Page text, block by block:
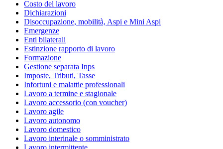
Costo del lavoro
Dichiarazioni
Disoccupazione, mobilità, Aspi e Mini Aspi
Emergenze
Enti bilaterali
Estinzione rapporto di lavoro
Formazione
Gestione separata Inps
Imposte, Tributi, Tasse
Infortuni e malattie professionali
Lavoro a termine e stagionale
Lavoro accessorio (con voucher)
Lavoro agile
Lavoro autonomo
Lavoro domestico
Lavoro interinale o somministrato